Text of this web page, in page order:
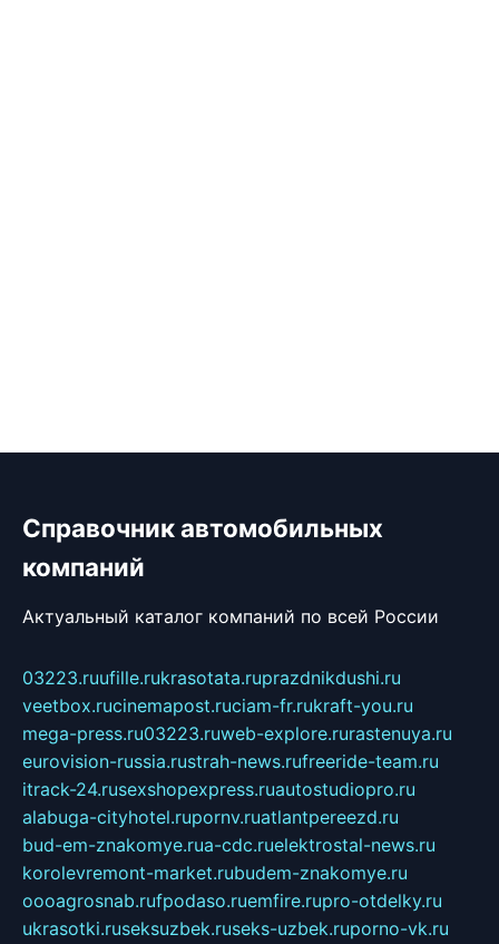
Справочник автомобильных
компаний
Актуальный каталог компаний по всей России
03223.ruufille.rukrasotata.ruprazdnikdushi.ru
veetbox.rucinemapost.ruciam-fr.rukraft-you.ru
mega-press.ru03223.ruweb-explore.rurastenuya.ru
eurovision-russia.rustrah-news.rufreeride-team.ru
itrack-24.rusexshopexpress.ruautostudiopro.ru
alabuga-cityhotel.rupornv.ruatlantpereezd.ru
bud-em-znakomye.rua-cdc.ruelektrostal-news.ru
korolevremont-market.rubudem-znakomye.ru
oooagrosnab.rufpodaso.ruemfire.rupro-otdelky.ru
ukrasotki.ruseksuzbek.ruseks-uzbek.ruporno-vk.ru